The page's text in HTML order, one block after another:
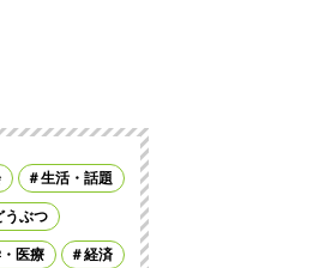
生活・話題
うぶつ
医療 経済